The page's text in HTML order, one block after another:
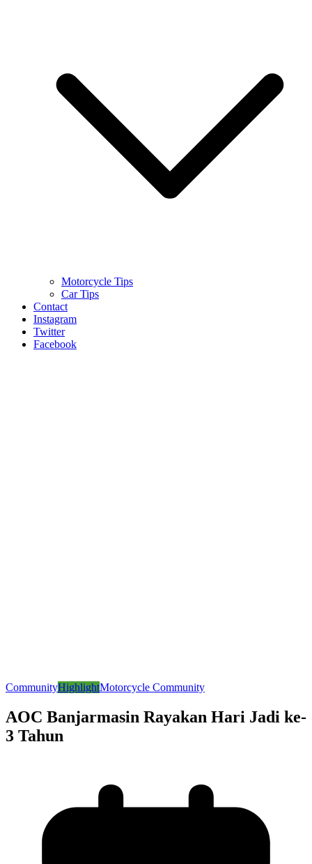
Motorcycle Tips
Car Tips
Contact
Instagram
Twitter
Facebook
CommunityHighlightMotorcycle Community
AOC Banjarmasin Rayakan Hari Jadi ke-
3 Tahun